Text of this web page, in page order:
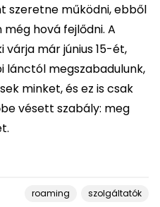
szeretne működni, ebből
hová fejlődni. A
várja már június 15-ét,
lánctól megszabadulunk,
minket, és ez is csak
vésett szabály: meg
roaming szolgáltatók